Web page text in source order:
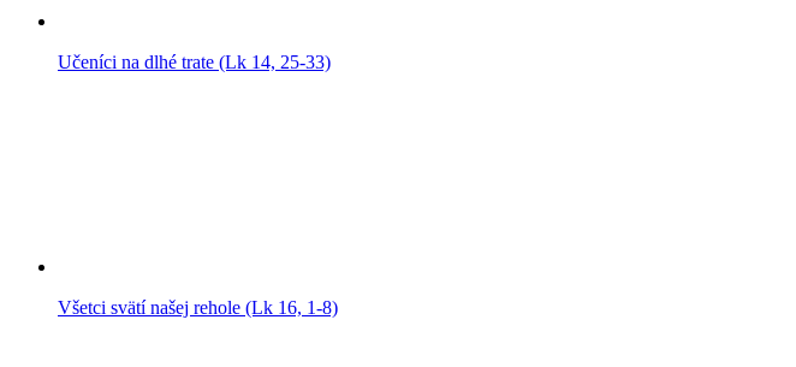
Učeníci na dlhé trate (Lk 14, 25-33)
Všetci svätí našej rehole (Lk 16, 1-8)